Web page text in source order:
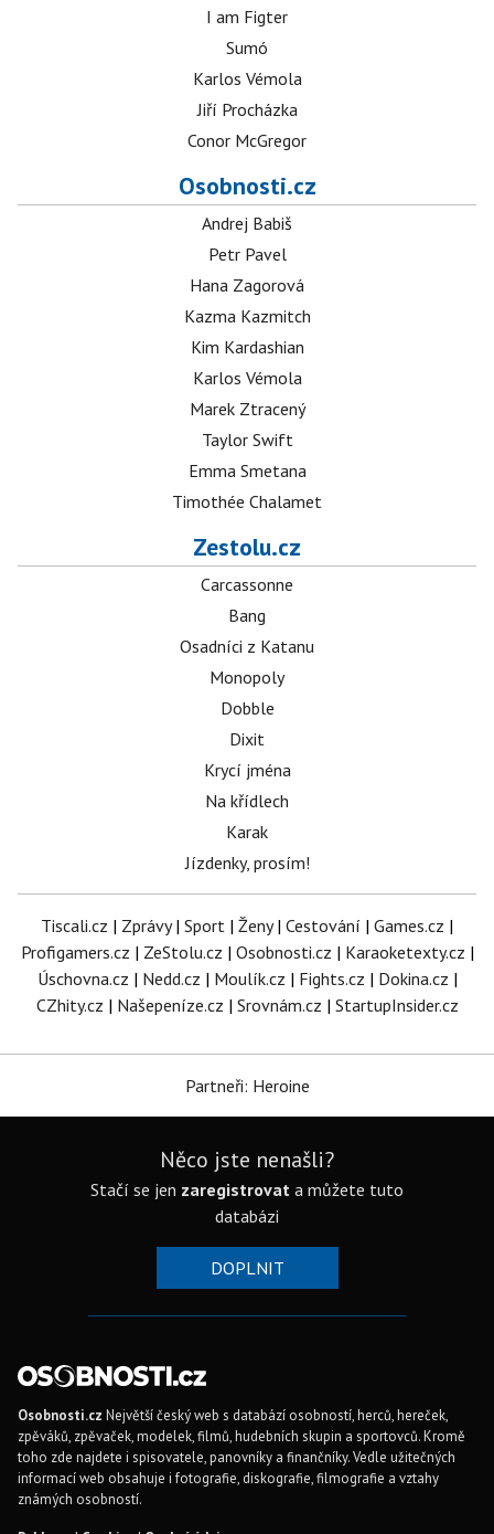
I am Figter
Sumó
Karlos Vémola
Jiří Procházka
Conor McGregor
Osobnosti.cz
Andrej Babiš
Petr Pavel
Hana Zagorová
Kazma Kazmitch
Kim Kardashian
Karlos Vémola
Marek Ztracený
Taylor Swift
Emma Smetana
Timothée Chalamet
Zestolu.cz
Carcassonne
Bang
Osadníci z Katanu
Monopoly
Dobble
Dixit
Krycí jména
Na křídlech
Karak
Jízdenky, prosím!
Tiscali.cz | Zprávy| Sport | Ženy| Cestování | Games.cz |
Profigamers.cz | ZeStolu.cz | Osobnosti.cz | Karaoketexty.cz |
Úschovna.cz | Nedd.cz | Moulík.cz | Fights.cz | Dokina.cz |
CZhity.cz | Našepeníze.cz | Srovnám.cz | StartupInsider.cz
Partneři: Heroine
Něco jste nenašli?
Stačí se jen zaregistrovat a můžete tuto
databázi
DOPLNIT
Osobnosti.cz Největší český web s databází osobností, herců, hereček,
zpěváků, zpěvaček, modelek, filmů, hudebních skupin a sportovců. Kromě
toho zde najdete i spisovatele, panovníky a finančníky. Vedle užitečných
informací web obsahuje i fotografie, diskografie, filmografie a vztahy
známých osobností.